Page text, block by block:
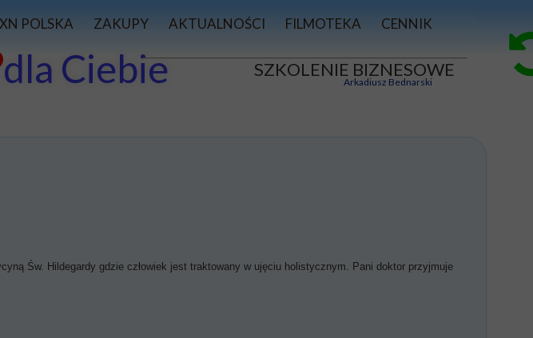
Św. Hildegardy gdzie człowiek jest traktowany w ujęciu holistycznym. Pani doktor przyjmuje
SZKOLENIE BIZNESOWE
- Arkadiusz Bednarski
POLSKA
PLAN MARKETINGOWY
POBIERZ PLIKI
ZAKUPY
WYCIECZKI
SUKCES W DXN
AKTUALNOŚCI
WSPOMNIENIA
FILMOTEKA CENNIK
Ciebie